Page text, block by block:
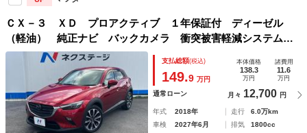
ＣＸ－３ ＸＤ プロアクティブ １年保証付 ディーゼル
（軽油） 純正ナビ バックカメラ 衝突被害軽減システム
レーダークルーズ 禁煙車 ハーフレザーシート コーナーセ
ンサー ＬＥＤヘッド ＥＴＣ 純正１８インチアルミ
支払総額(税込)
149.9 万円
本体価格
138.3
万円
諸費用
11.6
万円
通常ローン 月々 12,700 円
年式 2018年 走行
6.0万km
車検
2027年6月 排気
1800cc